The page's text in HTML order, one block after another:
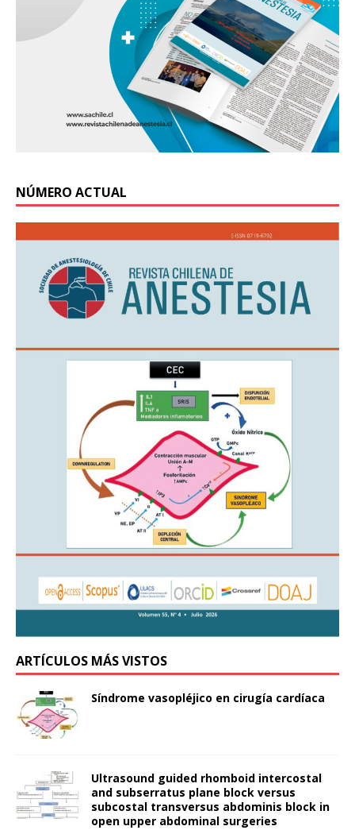
NÚMERO ACTUAL
ARTÍCULOS MÁS VISTOS
Síndrome vasopléjico en cirugía cardíaca
Ultrasound guided rhomboid intercostal
and subserratus plane block versus
subcostal transversus abdominis block in
open upper abdominal surgeries